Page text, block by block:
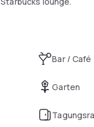
Bar / Café
Garten